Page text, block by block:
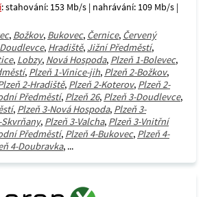
: stahování: 153 Mb/s | nahrávání: 109 Mb/s |
, Božkov, Bukovec, Černice, Červený
Doudlevce, Hradiště, Jižní Předměstí,
, Lobzy, Nová Hospoda, Plzeň 1-Bolevec,
, Plzeň 1-Vinice-jih, Plzeň 2-Božkov,
2-Hradiště, Plzeň 2-Koterov, Plzeň 2-
Předměstí, Plzeň 26, Plzeň 3-Doudlevce,
, Plzeň 3-Nová Hospoda, Plzeň 3-
Skvrňany, Plzeň 3-Valcha, Plzeň 3-Vnitřní
Předměstí, Plzeň 4-Bukovec, Plzeň 4-
4-Doubravka, ...